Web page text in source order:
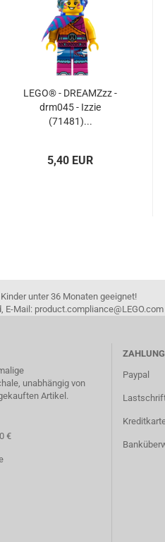
LEGO® - DREAMZzz -
drm045 - Izzie
(71481)...
5,40 EUR
unter 36 Monaten geeignet!
E-Mail: product.compliance@LEGO.com
unabhängig von
Artikel.
€
Paypal